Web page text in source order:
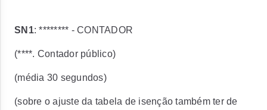
SN1: ******** - CONTADOR
(****. Contador público)
(média 30 segundos)
(sobre o ajuste da tabela de isenção também ter de